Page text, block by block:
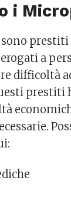
i
prestiti
a
difficoltà
prestiti